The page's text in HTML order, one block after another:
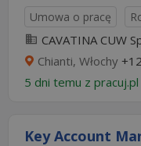
Umowa o pracę
CAVATINA CUW
Chianti, Włochy
5 dni temu z pracuj.pl
Key Account